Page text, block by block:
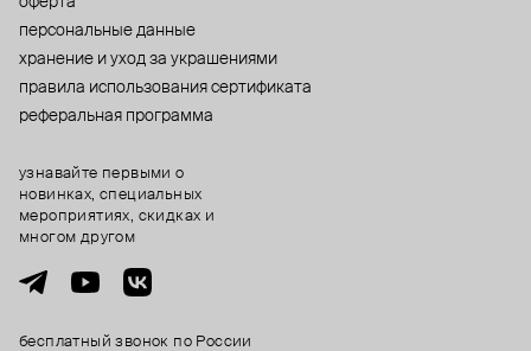
персональные данные
хранение и уход за украшениями
правила использования сертификата
реферальная программа
бесплатный звонок по России
узнавайте первыми о
новинках, специальных
мероприятиях, скидках и
многом другом